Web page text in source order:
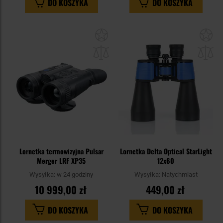
DO KOSZYKA DO KOSZYKA
Lornetka termowizyjna Pulsar
Merger LRF XP35
Wysyłka: w 24 godziny
10 999,00 zł
DO KOSZYKA
Lornetka Delta Optical StarLight
12x60
Wysyłka: Natychmiast
449,00 zł
DO KOSZYKA